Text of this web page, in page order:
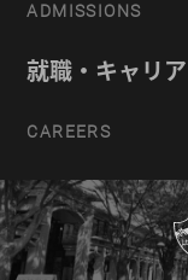
ADMISSIONS
就職・キャリア
CAREERS